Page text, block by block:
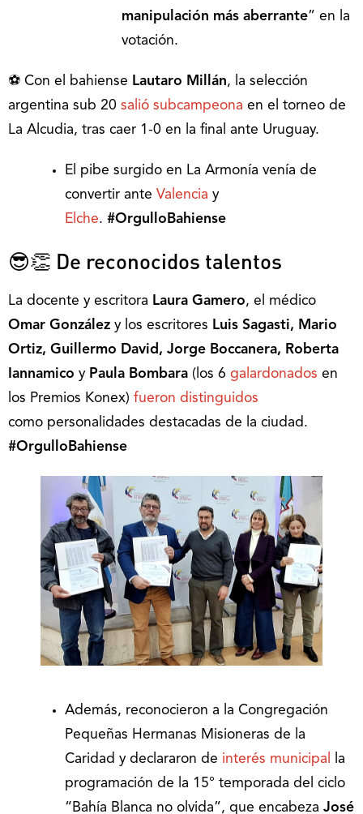
manipulación más aberrante” en la
votación.
⚽ Con el bahiense Lautaro Millán, la selección
argentina sub 20 salió subcampeona en el torneo de
La Alcudia, tras caer 1-0 en la final ante Uruguay.
El pibe surgido en La Armonía venía de
convertir ante Valencia y
Elche. #OrgulloBahiense
😎👏 De reconocidos talentos
La docente y escritora Laura Gamero, el médico
Omar González y los escritores Luis Sagasti, Mario
Ortiz, Guillermo David, Jorge Boccanera, Roberta
Iannamico yPaula Bombara (los 6 galardonados en
los Premios Konex) fueron distinguidos
como personalidades destacadas de la ciudad.
#OrgulloBahiense
Además, reconocieron a la Congregación
Pequeñas Hermanas Misioneras de la
Caridad y declararon de interés municipal
la
programación de la 15° temporada del ciclo
“Bahía Blanca no olvida”, que encabeza José